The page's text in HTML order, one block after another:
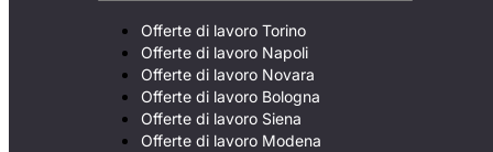
Offerte di lavoro Torino
Offerte di lavoro Napoli
Offerte di lavoro Novara
Offerte di lavoro Bologna
Offerte di lavoro Siena
Offerte di lavoro Modena